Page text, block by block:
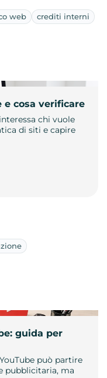
web crediti interni
e cosa verificare
chi vuole
di siti e capire
guida per
può partire
pubblicitaria, ma